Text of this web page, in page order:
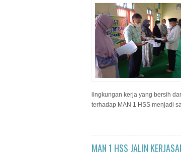
lingkungan kerja yang bersih
terhadap MAN 1 HSS menjadi
MAN 1 HSS JALIN